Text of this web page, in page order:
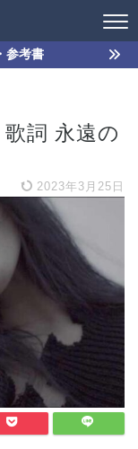
参考書
詞 永遠の
2023年3月25日